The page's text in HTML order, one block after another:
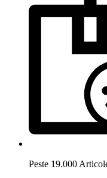
Peste 19.000